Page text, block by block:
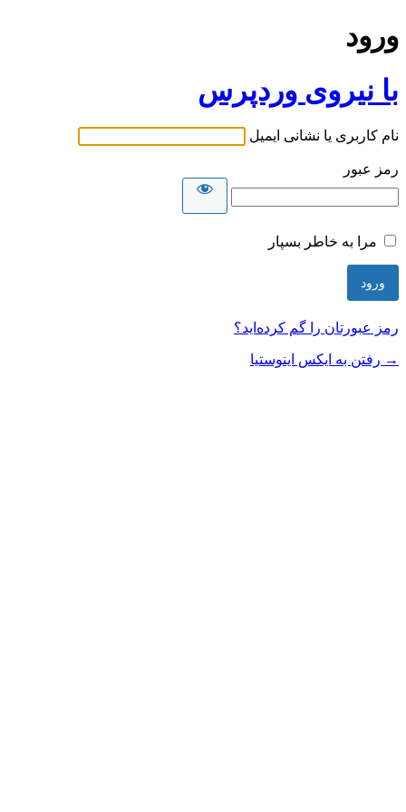
ورود
با نیروی وردپرس
نام کاربری یا نشانی ایمیل
رمز عبور
مرا به خاطر بسپار
رمز عبورتان را گم کرده‌اید؟
→ رفتن به ایکس اینوستیا